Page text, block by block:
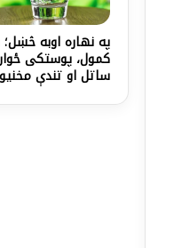
په نهاره اوبه څښل؛
کمول، پوستکی
ساتل او تندې